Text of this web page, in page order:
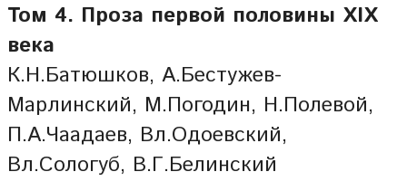
Том 4. Проза первой половины XIX
века
К.Н.Батюшков, А.Бестужев-
Марлинский, М.Погодин, Н.Полевой,
П.А.Чаадаев, Вл.Одоевский,
Вл.Сологуб, В.Г.Белинский